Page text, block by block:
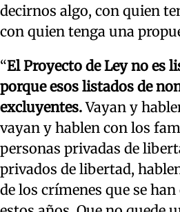
decirnos algo, con quien
con quien tenga una
“El Proyecto de Ley no es
porque esos listados de
excluyentes.Vayan y
vayan y hablen con los
personas privadas de
privados de libertad,
de los crímenes que se